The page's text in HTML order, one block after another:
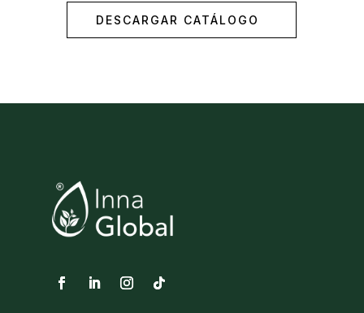
DESCARGAR CATÁLOGO